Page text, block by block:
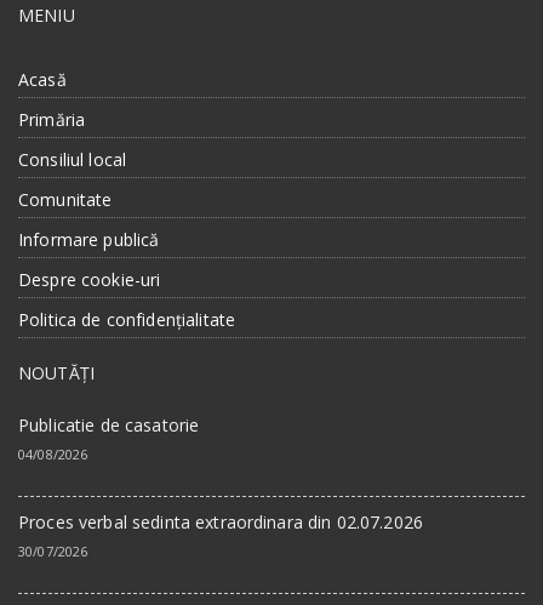
MENIU
Acasă
Primăria
Consiliul local
Comunitate
Informare publică
Despre cookie-uri
Politica de confidențialitate
NOUTĂȚI
Publicatie de casatorie
04/08/2026
Proces verbal sedinta extraordinara din 02.07.2026
30/07/2026